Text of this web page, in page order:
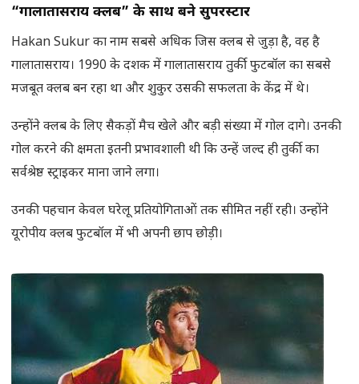
“गालातासराय क्लब” के साथ बने सुपरस्टार
Hakan Sukur का नाम सबसे अधिक जिस क्लब से जुड़ा है, वह है
गालातासराय। 1990 के दशक में गालातासराय तुर्की फुटबॉल का सबसे
मजबूत क्लब बन रहा था और शुकुर उसकी सफलता के केंद्र में थे।
उन्होंने क्लब के लिए सैकड़ों मैच खेले और बड़ी संख्या में गोल दागे। उनकी
गोल करने की क्षमता इतनी प्रभावशाली थी कि उन्हें जल्द ही तुर्की का
सर्वश्रेष्ठ स्ट्राइकर माना जाने लगा।
उनकी पहचान केवल घरेलू प्रतियोगिताओं तक सीमित नहीं रही। उन्होंने
यूरोपीय क्लब फुटबॉल में भी अपनी छाप छोड़ी।